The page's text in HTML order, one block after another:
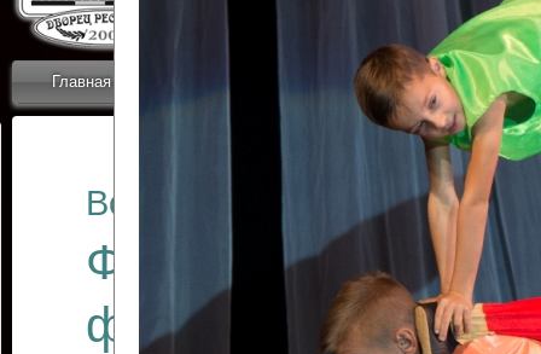
Главная Коллективы Новости
ОТЧЕТЫ ГКЦ
Все отчеты
Финал
фестиваля